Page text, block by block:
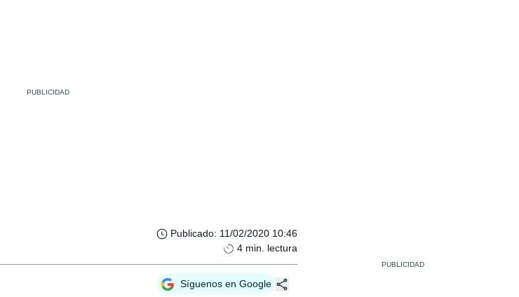
Publicado: 11/02/2020 10:46
4 min. lectura
Síguenos en Google